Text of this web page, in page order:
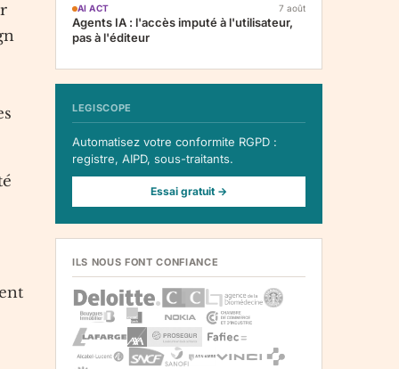
AI ACT 7 août
Agents IA : l'accès imputé à l'utilisateur,
pas à l'éditeur
LEGISCOPE
Automatisez votre conformite RGPD :
registre, AIPD, sous-traitants.
Essai gratuit →
ILS NOUS FONT CONFIANCE